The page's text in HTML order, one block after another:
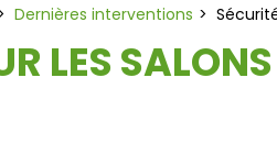
Dernières interventions
LES